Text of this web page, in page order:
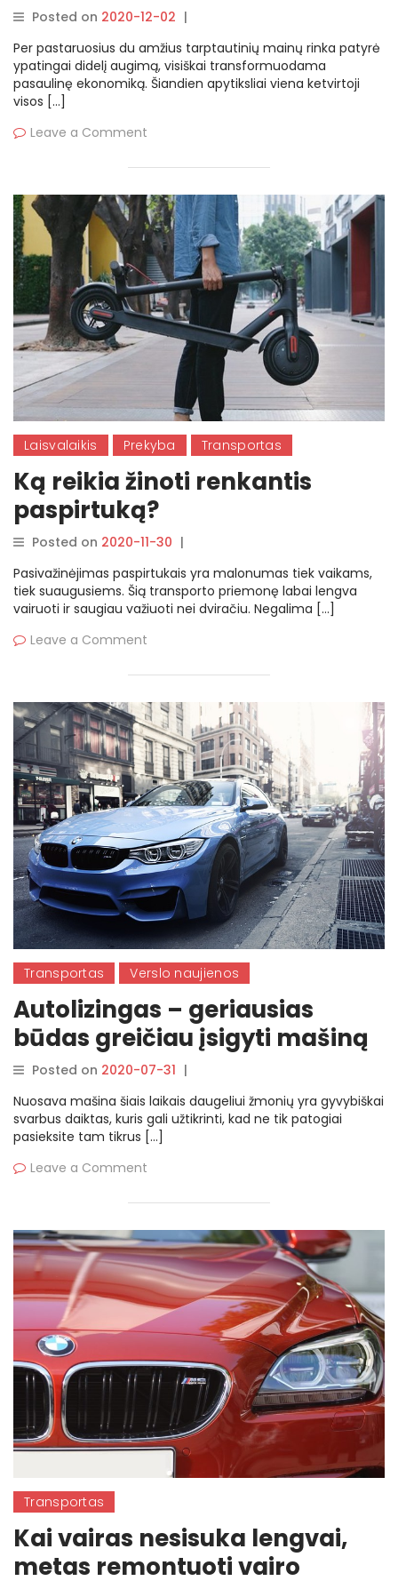
Posted on 2020-12-02 |
Per pastaruosius du amžius tarptautinių mainų rinka patyrė
ypatingai didelį augimą, visiškai transformuodama
pasaulinę ekonomiką. Šiandien apytiksliai viena ketvirtoji
visos […]
Leave a Comment
Laisvalaikis Prekyba Transportas
Ką reikia žinoti renkantis
paspirtuką?
Posted on 2020-11-30 |
Pasivažinėjimas paspirtukais yra malonumas tiek vaikams,
tiek suaugusiems. Šią transporto priemonę labai lengva
vairuoti ir saugiau važiuoti nei dviračiu. Negalima […]
Leave a Comment
Transportas Verslo naujienos
Autolizingas – geriausias
būdas greičiau įsigyti mašiną
Posted on 2020-07-31 |
Nuosava mašina šiais laikais daugeliui žmonių yra gyvybiškai
svarbus daiktas, kuris gali užtikrinti, kad ne tik patogiai
pasieksite tam tikrus […]
Leave a Comment
Transportas
Kai vairas nesisuka lengvai,
metas remontuoti vairo